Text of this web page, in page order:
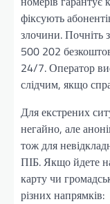
фіксують
злочини. Почніть
500 202
24/7. Оператор
слідчим, якщо
Для екстрених
негайно, але
тож для
ПІБ. Якщо йдете
карту чи
різних напрямків: